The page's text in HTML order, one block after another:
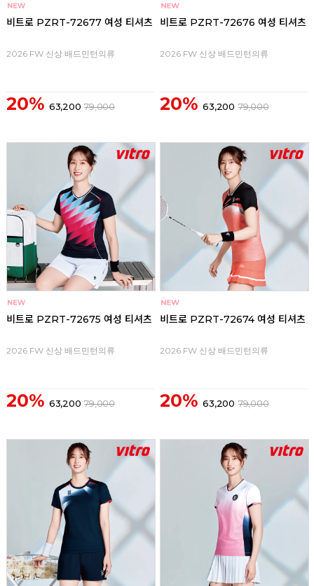
비트로 PZRT-72677 여성 티셔츠
2026 FW 신상 배드민턴의류
20% 63,200 79,000
비트로 PZRT-72676 여성 티셔츠
2026 FW 신상 배드민턴의류
20% 63,200 79,000
비트로 PZRT-72675 여성 티셔츠
2026 FW 신상 배드민턴의류
20% 63,200 79,000
비트로 PZRT-72674 여성 티셔츠
2026 FW 신상 배드민턴의류
20% 63,200 79,000